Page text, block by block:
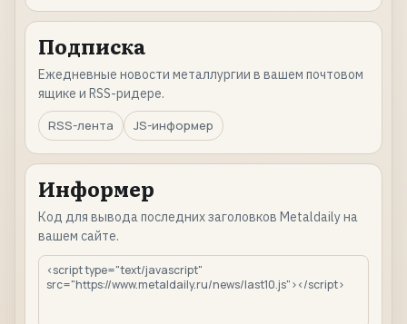
Подписка
Ежедневные новости металлургии в вашем почтовом
ящике и RSS-ридере.
RSS-лента
JS-информер
Информер
Код для вывода последних заголовков Metaldaily на
вашем сайте.